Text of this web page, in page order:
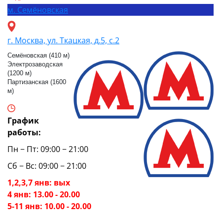
м. Семёновская
г. Москва, ул. Ткацкая, д.5, с.2
Семёновская (410 м)
Электрозаводская
(1200 м)
Партизанская (1600
м)
График
работы:
Пн − Пт: 09:00 − 21:00
Сб − Вс: 09:00 − 21:00
1,2,3,7 янв: вых
4 янв: 13.00 - 20.00
5-11 янв: 10.00 - 20.00